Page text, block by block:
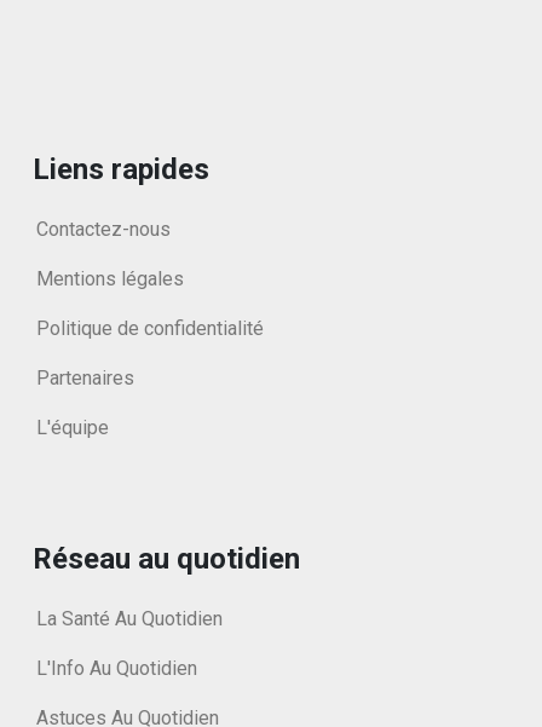
Liens rapides
Contactez-nous
Mentions légales
Politique de confidentialité
Partenaires
L'équipe
Réseau au quotidien
La Santé Au Quotidien
L'Info Au Quotidien
Astuces Au Quotidien